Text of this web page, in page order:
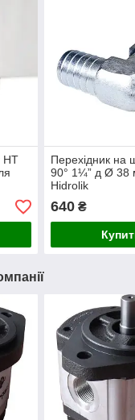
НТ
Перехідник на
90° 1¼” д Ø 38
Hidrolik
640₴